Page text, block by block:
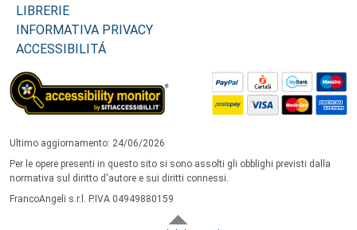
LIBRERIE
INFORMATIVA PRIVACY
ACCESSIBILITÁ
Ultimo aggiornamento: 24/06/2026
Per le opere presenti in questo sito si sono assolti gli obblighi previsti dalla
normativa sul diritto d'autore e sui diritti connessi.
FrancoAngeli s.r.l. P.IVA 04949880159